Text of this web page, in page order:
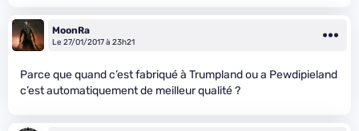
MoonRa
Le 27/01/2017 à 23h21
Parce que quand c’est fabriqué à Trumpland ou a Pewdipieland
c’est automatiquement de meilleur qualité ?